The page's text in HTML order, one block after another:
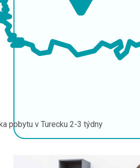
pobytu v Turecku 2-3 týdny